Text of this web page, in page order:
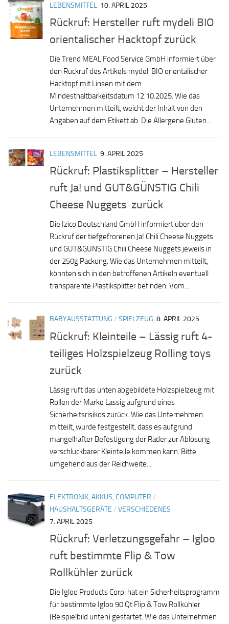
LEBENSMITTEL 10. APRIL 2025
Rückruf: Hersteller ruft mydeli BIO
orientalischer Hacktopf zurück
Die Trend MEAL Food Service GmbH informiert über
den Rückruf des Artikels mydeli BIO orientalischer
Hacktopf mit Linsen mit dem
Mindesthaltbarkeitsdatum 12.10.2025. Wie das
Unternehmen mitteilt, weicht der Inhalt von den
Angaben auf dem Etikett ab. Die Allergene Gluten...
LEBENSMITTEL 9. APRIL 2025
Rückruf: Plastiksplitter – Hersteller
ruft Ja! und GUT&GÜNSTIG Chili
Cheese Nuggets zurück
Die Izico Deutschland GmbH informiert über den
Rückruf der tiefgefrorenen Ja! Chili Cheese Nuggets
und GUT&GÜNSTIG Chili Cheese Nuggets jeweils in
der 250g Packung. Wie das Unternehmen mitteilt,
könnten sich in den betroffenen Artikeln eventuell
transparente Plastiksplitter befinden. Vom...
BABYAUSSTATTUNG / SPIELZEUG 8. APRIL 2025
Rückruf: Kleinteile – Lässig ruft 4-
teiliges Holzspielzeug Rolling toys
zurück
Lässig ruft das unten abgebildete Holzspielzeug mit
Rollen der Marke Lässig aufgrund eines
Sicherheitsrisikos zurück. Wie das Unternehmen
mitteilt, wurde festgestellt, dass es aufgrund
mangelhafter Befestigung der Räder zur Ablösung
verschluckbarer Kleinteile kommen kann. Bitte
umgehend aus der Reichweite...
ELEKTRONIK, AKKUS, COMPUTER /
HAUSHALTSGERÄTE / VERSCHIEDENES
7. APRIL 2025
Rückruf: Verletzungsgefahr – Igloo
ruft bestimmte Flip & Tow
Rollkühler zurück
Die Igloo Products Corp. hat ein Sicherheitsprogramm
für bestimmte Igloo 90 Qt Flip & Tow Rollkühler
(Beispielbild unten) gestartet. Wie das Unternehmen